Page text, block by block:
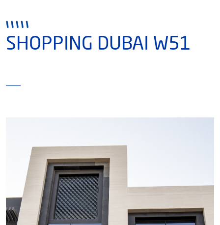
SHOPPING DUBAI W51